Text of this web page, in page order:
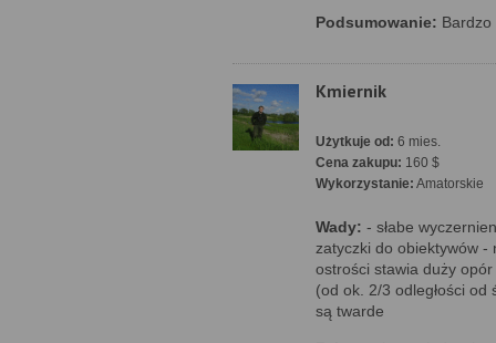
Podsumowanie:
Kmiernik
Użytkuje od: 6 mies.
Cena zakupu: 160 $
Wykorzystanie: Amatorskie
Wady: - słabe
zatyczki do obiektywów -
ostrości stawia duży
(od ok. 2/3 odległości
są twarde